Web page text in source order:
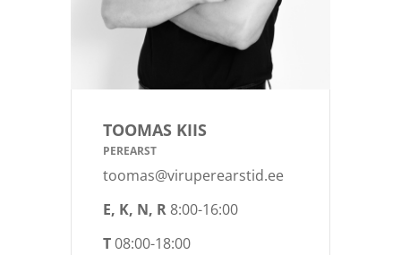
TOOMAS KIIS
PEREARST
toomas@viruperearstid.ee
E, K, N, R 8:00-16:00
T08:00-18:00